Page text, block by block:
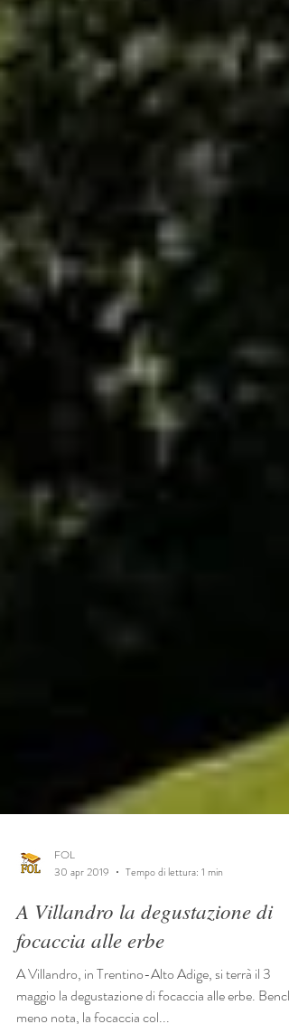
FOL
30 apr 2019
Tempo di lettura: 1 min
A Villandro la degustazione di
focaccia alle erbe